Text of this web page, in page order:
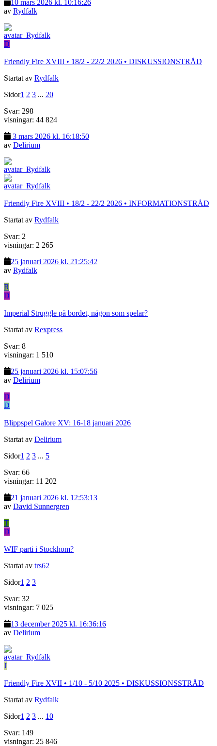
10 mars 2026 kl. 10:16:26
av Rydfalk
D
Friendly Fire XVIII • 18/2 - 22/2 2026 • DISKUSSIONSTRÅD
Startat av Rydfalk
Sidor1 2 3 ... 20
Svar: 298
visningar: 44 824
3 mars 2026 kl. 16:18:50
av Delirium
Friendly Fire XVIII • 18/2 - 22/2 2026 • INFORMATIONSTRÅD
Startat av Rydfalk
Svar: 2
visningar: 2 265
25 januari 2026 kl. 21:25:42
av Rydfalk
R
D
Imperial Struggle på bordet, någon som spelar?
Startat av Rexpress
Svar: 8
visningar: 1 510
25 januari 2026 kl. 15:07:56
av Delirium
D
D
Blippspel Galore XV: 16-18 januari 2026
Startat av Delirium
Sidor1 2 3 ... 5
Svar: 66
visningar: 11 202
21 januari 2026 kl. 12:53:13
av David Sunnergren
T
D
WIF parti i Stockhom?
Startat av trs62
Sidor1 2 3
Svar: 32
visningar: 7 025
13 december 2025 kl. 16:36:16
av Delirium
J
Friendly Fire XVII • 1/10 - 5/10 2025 • DISKUSSIONSSTRÅD
Startat av Rydfalk
Sidor1 2 3 ... 10
Svar: 149
visningar: 25 846